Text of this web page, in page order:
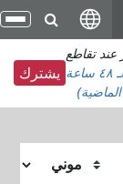
تقاطع
خلال الـ ٤٨ ساعة
الماضية)
يشترك